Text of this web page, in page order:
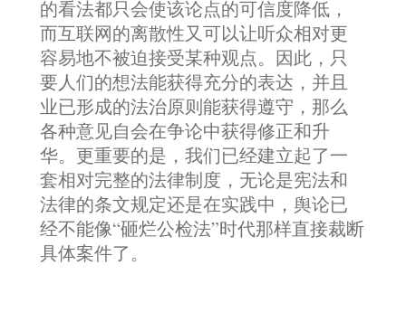
的看法都只会使该论点的可信度降低，
而互联网的离散性又可以让听众相对更
容易地不被迫接受某种观点。因此，只
要人们的想法能获得充分的表达，并且
业已形成的法治原则能获得遵守，那么
各种意见自会在争论中获得修正和升
华。更重要的是，我们已经建立起了一
套相对完整的法律制度，无论是宪法和
法律的条文规定还是在实践中，舆论已
经不能像“砸烂公检法”时代那样直接裁断
具体案件了。